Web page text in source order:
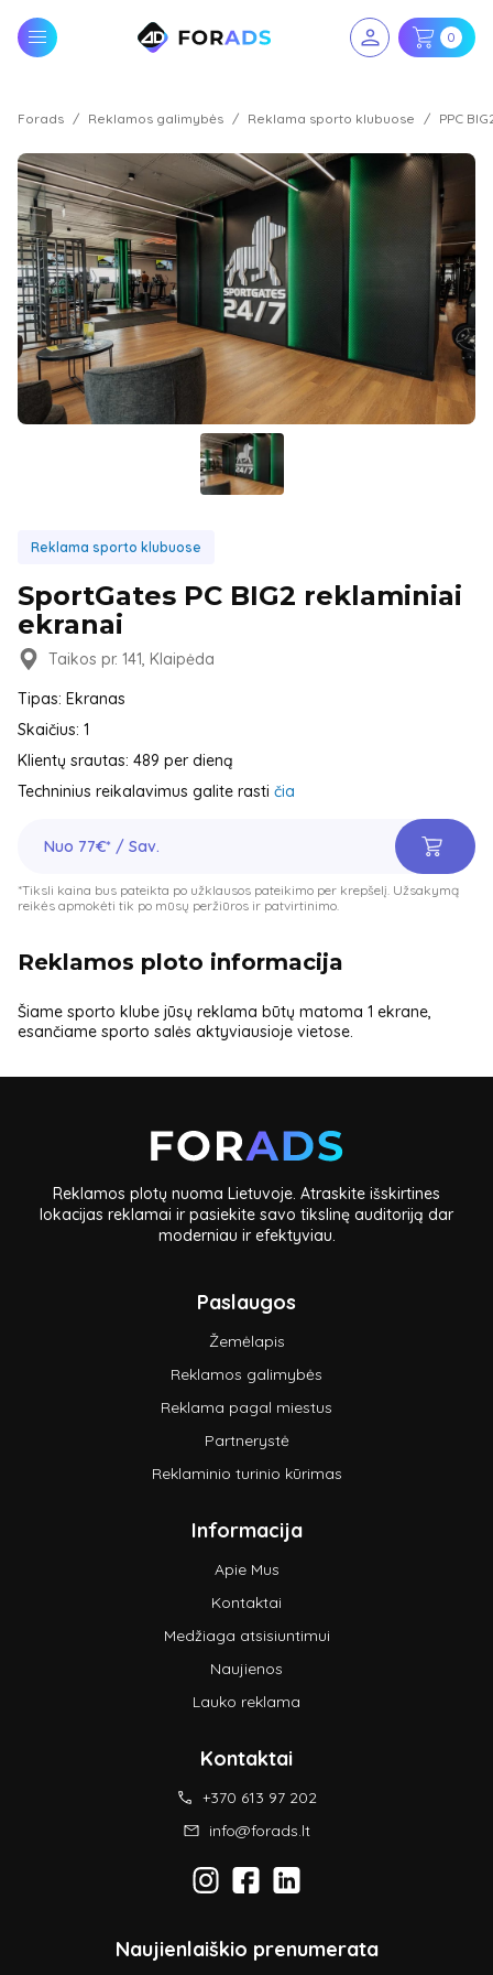
0
Forads Reklamos galimybės Reklama sporto klubuose PPC
Reklama sporto klubuose
SportGates PC BIG2 reklaminiai
ekranai
Taikos pr. 141, Klaipėda
Tipas: Ekranas
Skaičius: 1
Klientų srautas: 489 per dieną
Techninius reikalavimus galite rasti čia
Nuo 77€* / Sav.
*Tiksli kaina bus pateikta po užklausos pateikimo per krepšelį. Užsakymą
reikės apmokėti tik po mūsų peržiūros ir patvirtinimo.
Reklamos ploto informacija
Šiame sporto klube jūsų reklama būtų matoma 1 ekrane,
esančiame sporto salės aktyviausioje vietose.
Reklamos plotų nuoma Lietuvoje. Atraskite išskirtines
lokacijas reklamai ir pasiekite savo tikslinę auditoriją dar
moderniau ir efektyviau.
Paslaugos
Žemėlapis
Reklamos galimybės
Reklama pagal miestus
Partnerystė
Reklaminio turinio kūrimas
Informacija
Apie Mus
Kontaktai
Medžiaga atsisiuntimui
Naujienos
Lauko reklama
Kontaktai
+370 613 97 202
info@forads.lt
Naujienlaiškio prenumerata